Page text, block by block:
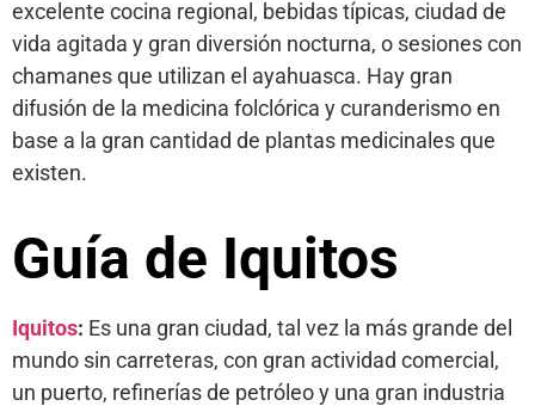
excelente cocina regional, bebidas típicas, ciudad de
vida agitada y gran diversión nocturna, o sesiones con
chamanes que utilizan el ayahuasca. Hay gran
difusión de la medicina folclórica y curanderismo en
base a la gran cantidad de plantas medicinales que
existen.
Guía de Iquitos
Iquitos: Es una gran ciudad, tal vez la más grande del
mundo sin carreteras, con gran actividad comercial,
un puerto, refinerías de petróleo y una gran industria